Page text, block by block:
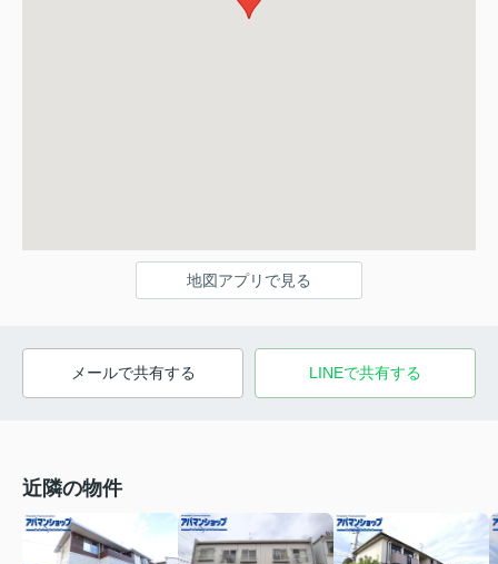
地図アプリで見る
メールで共有する LINEで共有する
近隣の物件